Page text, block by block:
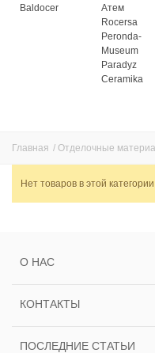
Baldocer
Атем
Rocersa
Peronda-
Museum
Paradyz
Ceramika
Главная / Отделочные
Нет товаров в этой категории
О НАС
КОНТАКТЫ
ПОСЛЕДНИЕ СТАТЬИ